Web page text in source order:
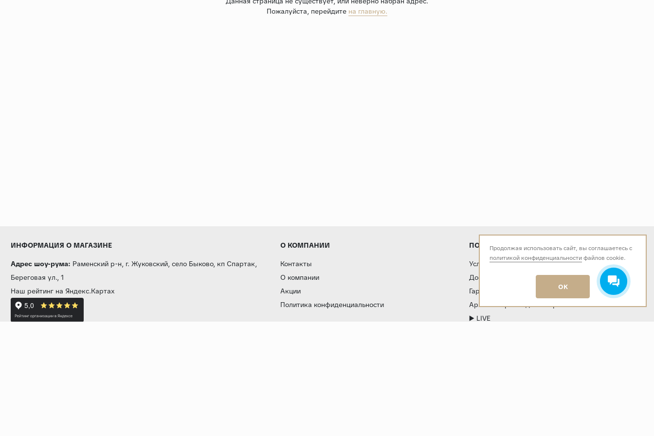
Пожалуйста, перейдите на главную.
ИНФОРМАЦИЯ О МАГАЗИНЕ
Адрес шоу-рума: Раменский р-н, г. Жуковский, село Быково, кп Спартак,
Береговая ул., 1
Наш рейтинг на Яндекс.Картах
О КОМПАНИИ
Контакты
О компании
Акции
Политика конфиденциальности
ПОКУПАТЕЛЯМ
Услуги
Доставка и оплата
Гарантия и возврат
Архитекторам и дизайнерам
▶️ LIVE
Продолжая использовать сайт, вы соглашаетесь с
политикой конфиденциальностифайлов cookie.
OK